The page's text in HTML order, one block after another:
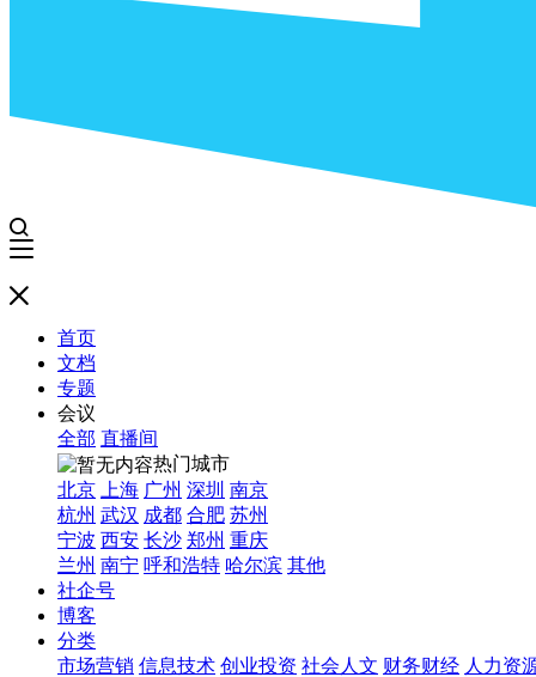
首页
文档
专题
会议
全部 直播间
热门城市
北京
上海 广州 深圳 南京
杭州 武汉 成都 合肥 苏州
宁波 西安 长沙 郑州 重庆
兰州 南宁 呼和浩特 哈尔滨 其他
社企号
博客
分类
市场营销 信息技术 创业投资 社会人文 财务财经 人力资